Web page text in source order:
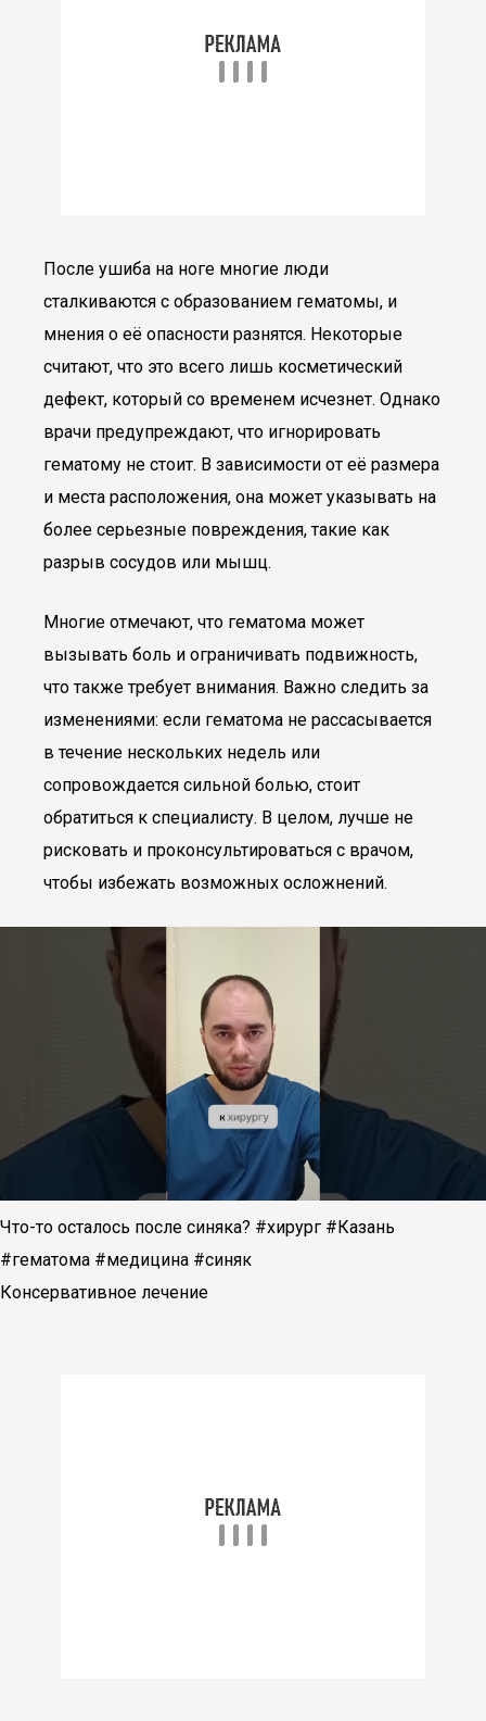
После ушиба на ноге многие люди
сталкиваются с образованием гематомы, и
мнения о её опасности разнятся. Некоторые
считают, что это всего лишь косметический
дефект, который со временем исчезнет. Однако
врачи предупреждают, что игнорировать
гематому не стоит. В зависимости от её размера
и места расположения, она может указывать на
более серьезные повреждения, такие как
разрыв сосудов или мышц.
Многие отмечают, что гематома может
вызывать боль и ограничивать подвижность,
что также требует внимания. Важно следить за
изменениями: если гематома не рассасывается
в течение нескольких недель или
сопровождается сильной болью, стоит
обратиться к специалисту. В целом, лучше не
рисковать и проконсультироваться с врачом,
чтобы избежать возможных осложнений.
Что-то осталось после синяка? #хирург #Казань
#гематома #медицина #синяк
Консервативное лечение